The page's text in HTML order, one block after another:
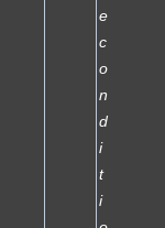
e
c
o
n
d
i
t
i